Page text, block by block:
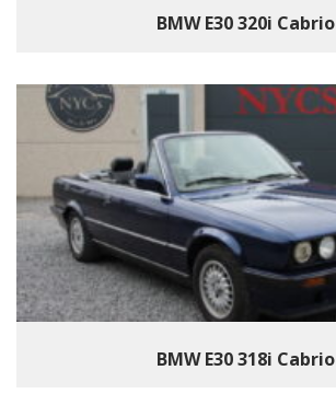
BMW E30 320i Cabrio
BMW E30 318i Cabrio